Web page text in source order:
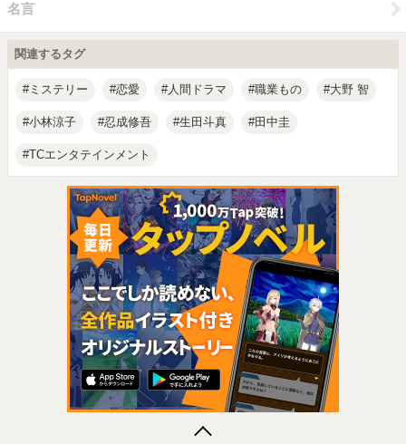
名言
関連するタグ
ミステリー 恋愛 人間ドラマ 職業もの 大野 智
小林涼子 忍成修吾 生田斗真 田中圭
TCエンタテインメント